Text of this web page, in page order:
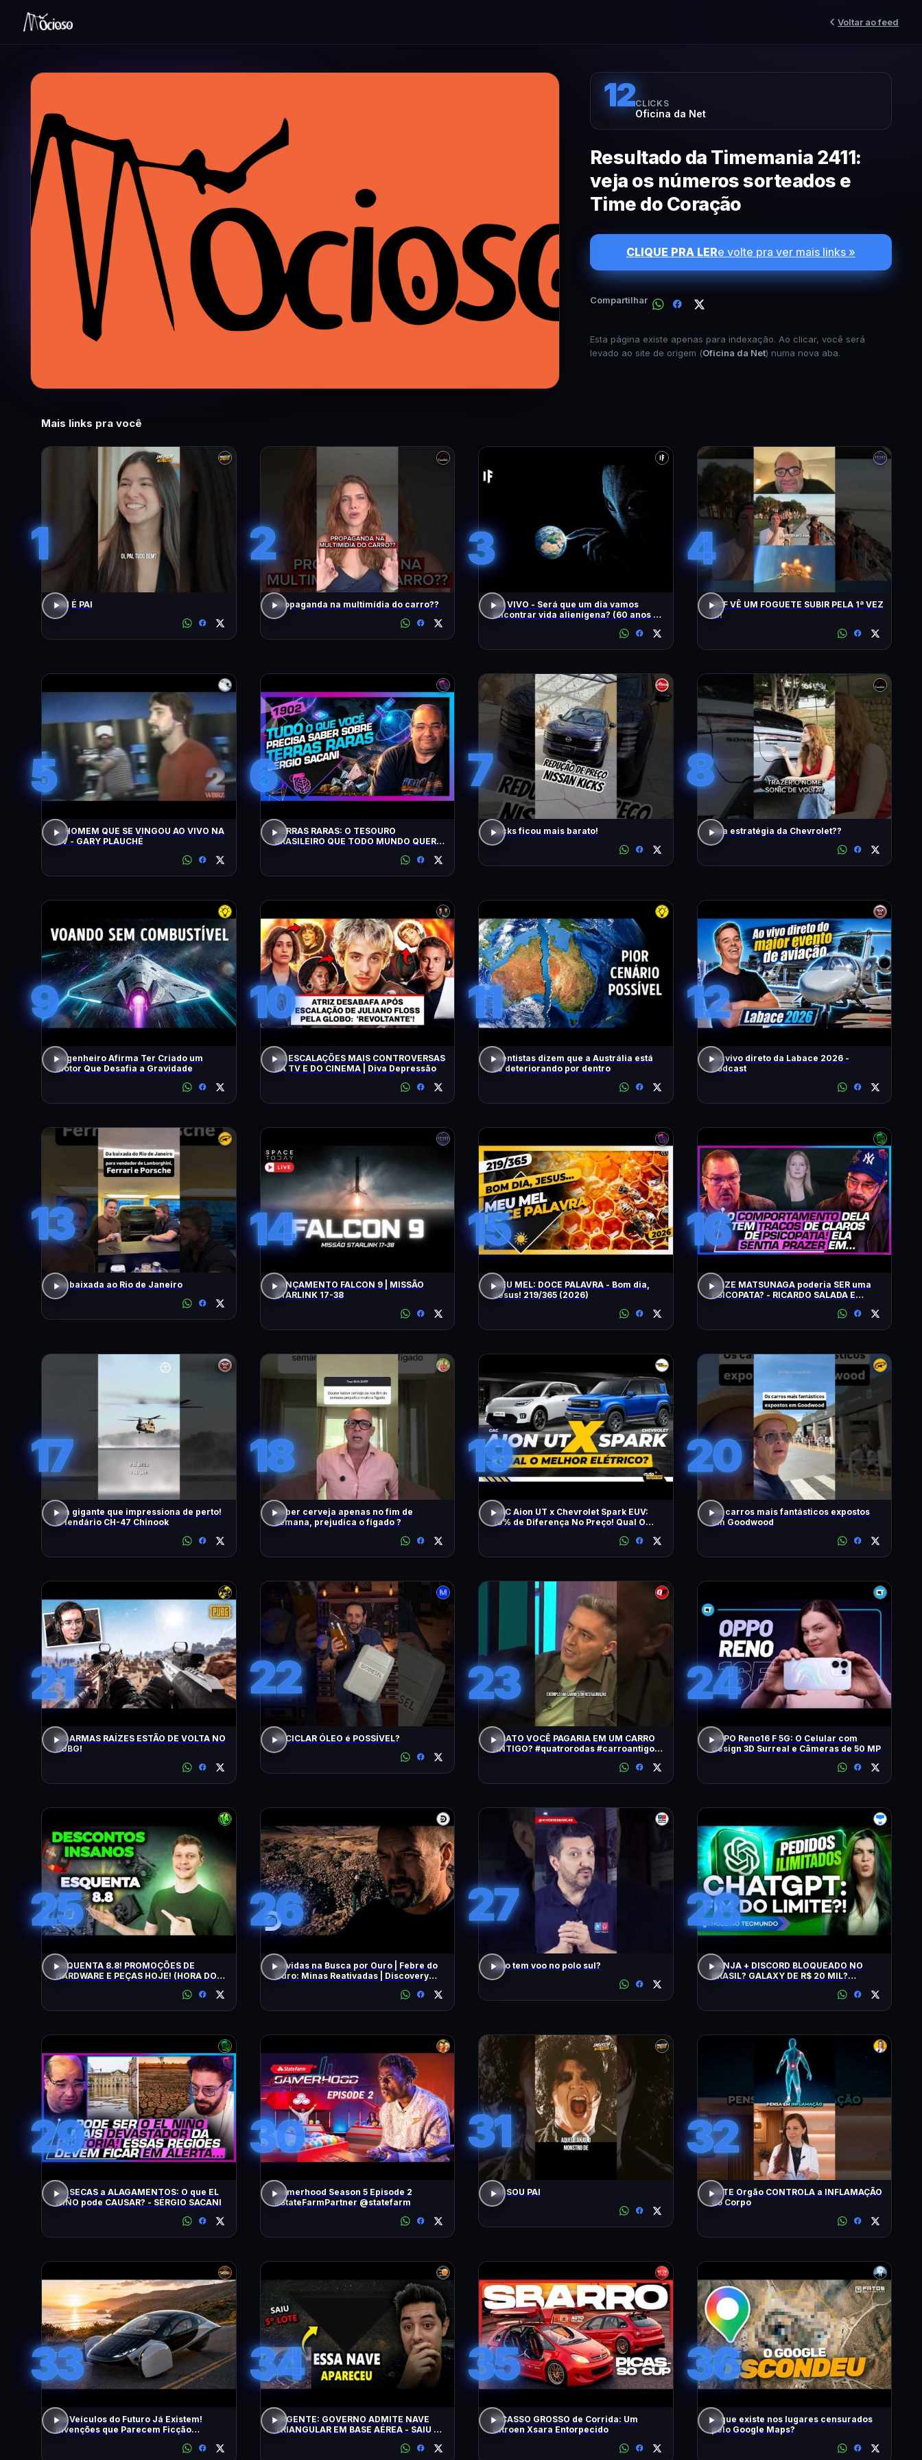
Voltar ao feed
12CLICKS
Oficina da Net
Resultado da Timemania 2411:
veja os números sorteados e
Time do Coração
CLIQUE PRA LERe volte pra ver mais links »
Compartilhar
Esta página existe apenas para indexação. Ao clicar, você será
levado ao site de origem (Oficina da Net) numa nova aba.
Mais links pra você
1
PAI É PAI
2
Propaganda na multimídia do carro??
3
AO VIVO - Será que um dia vamos
encontrar vida alienígena? (60 anos de
4
ACF VÊ UM FOGUETE SUBIR PELA 1ª VEZ
!!!!
5
O HOMEM QUE SE VINGOU AO VIVO NA
TV - GARY PLAUCHÉ
6
TERRAS RARAS: O TESOURO
BRASILEIRO QUE TODO MUNDO QUER:
7
Kicks ficou mais barato!
8
Boa estratégia da Chevrolet??
9
Engenheiro Afirma Ter Criado um
Motor Que Desafia a Gravidade
10
AS ESCALAÇÕES MAIS CONTROVERSAS
DA TV E DO CINEMA | Diva Depressão
11
Cientistas dizem que a Austrália está
se deteriorando por dentro
12
Ao vivo direto da Labace 2026 -
Podcast
13
Da baixada ao Rio de Janeiro
14
LANÇAMENTO FALCON 9 | MISSÃO
STARLINK 17-38
15
MEU MEL: DOCE PALAVRA - Bom dia,
Jesus! 219/365 (2026)
16
ELIZE MATSUNAGA poderia SER uma
PSICOPATA? - RICARDO SALADA E
17
Um gigante que impressiona de perto!
O lendário CH-47 Chinook
18
Beber cerveja apenas no fim de
semana, prejudica o fígado ?
19
GAC Aion UT x Chevrolet Spark EUV:
10% de Diferença No Preço! Qual O
20
Os carros mais fantásticos expostos
em Goodwood
21
AS ARMAS RAÍZES ESTÃO DE VOLTA NO
PUBG!
22
RECICLAR ÓLEO é POSSÍVEL?
23
QUATO VOCÊ PAGARIA EM UM CARRO
ANTIGO? #quatrorodas #carroantigo
24
OPPO Reno16 F 5G: O Celular com
Design 3D Surreal e Câmeras de 50 MP
25
ESQUENTA 8.8! PROMOÇÕES DE
HARDWARE E PEÇAS HOJE! (HORA DO
26
Dúvidas na Busca por Ouro | Febre do
Ouro: Minas Reativadas | Discovery
27
Não tem voo no polo sul?
28
JANJA + DISCORD BLOQUEADO NO
BRASIL? GALAXY DE R$ 20 MIL?
29
De SECAS a ALAGAMENTOS: O que EL
NIÑO pode CAUSAR? - SÉRGIO SACANI
30
Gamerhood Season 5 Episode 2
#StateFarmPartner @statefarm
31
EU SOU PAI
32
ESTE Orgão CONTROLA a INFLAMAÇÃO
do Corpo
33
Os Veículos do Futuro Já Existem!
Invenções que Parecem Ficção
34
URGENTE: GOVERNO ADMITE NAVE
TRIANGULAR EM BASE AÉREA - SAIU O
35
PICASSO GROSSO de Corrida: Um
Citroen Xsara Entorpecido
36
O que existe nos lugares censurados
pelo Google Maps?